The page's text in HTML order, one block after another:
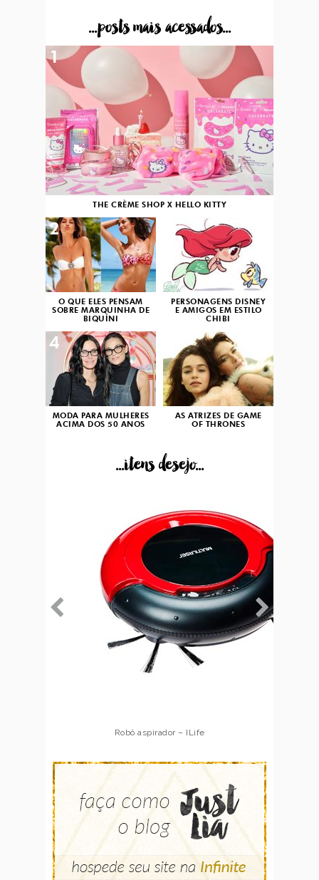
...posts mais acessados...
THE CRÈME SHOP X HELLO KITTY
1
O QUE ELES PENSAM
SOBRE MARQUINHA DE
BIQUÍNI
2
PERSONAGENS DISNEY
E AMIGOS EM ESTILO
CHIBI
3
MODA PARA MULHERES
ACIMA DOS 50 ANOS
4
AS ATRIZES DE GAME
OF THRONES
...itens desejo...
Robô aspirador – Multilaser